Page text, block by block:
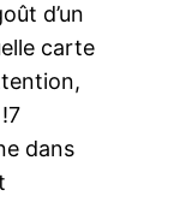
d’un
carte
dans